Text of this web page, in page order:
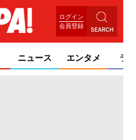
ログイン
会員登録
ニュース エンタメ ライ